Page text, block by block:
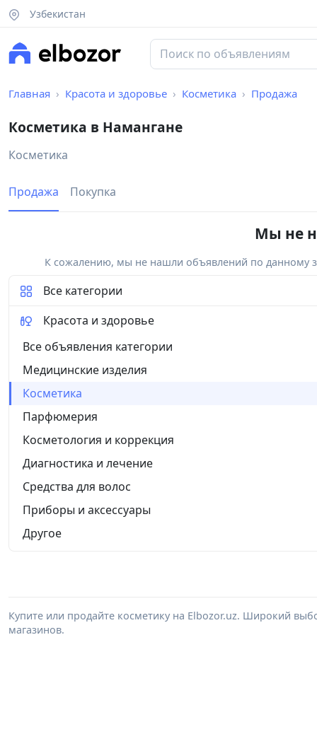
Узбекистан
Главная Красота и здоровье Косметика Продажа
Косметика в Намангане
Косметика
Продажа Покупка
Мы не
К сожалению, мы не нашли объявлений по данному
Все категории
Красота и здоровье
Все объявления категории
Медицинские изделия
Косметика
Парфюмерия
Косметология и коррекция
Диагностика и лечение
Средства для волос
Приборы и аксессуары
Другое
Купите или продайте косметику на Elbozor.uz. Широкий
магазинов.